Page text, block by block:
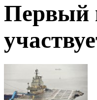
Первый